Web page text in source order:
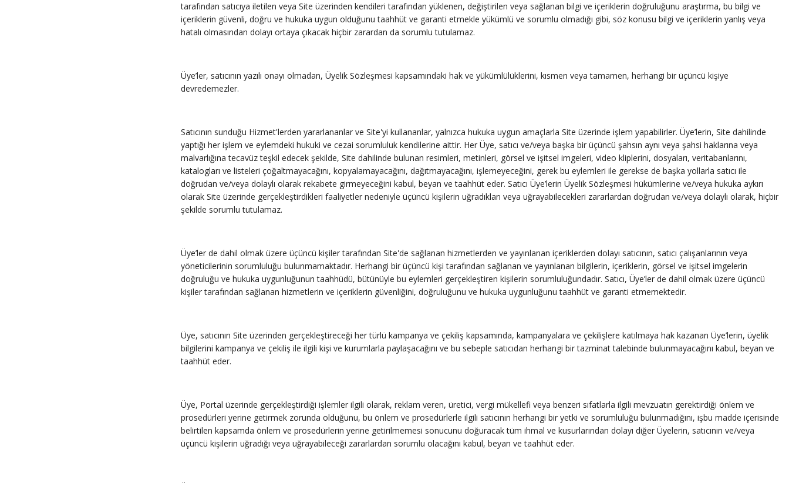
tarafından satıcıya iletilen veya Site üzerinden kendileri tarafından yüklenen, değiştirilen veya sağlanan bilgi ve içeriklerin doğruluğunu araştırma, bu bilgi ve
içeriklerin güvenli, doğru ve hukuka uygun olduğunu taahhüt ve garanti etmekle yükümlü ve sorumlu olmadığı gibi, söz konusu bilgi ve içeriklerin yanlış veya
hatalı olmasından dolayı ortaya çıkacak hiçbir zarardan da sorumlu tutulamaz.
Üye’ler, satıcının yazılı onayı olmadan, Üyelik Sözleşmesi kapsamındaki hak ve yükümlülüklerini, kısmen veya tamamen, herhangi bir üçüncü kişiye
devredemezler.
Satıcının sunduğu Hizmet'lerden yararlananlar ve Site'yi kullananlar, yalnızca hukuka uygun amaçlarla Site üzerinde işlem yapabilirler. Üye’lerin, Site dahilinde
yaptığı her işlem ve eylemdeki hukuki ve cezai sorumluluk kendilerine aittir. Her Üye, satıcı ve/veya başka bir üçüncü şahsın aynı veya şahsi haklarına veya
malvarlığına tecavüz teşkil edecek şekilde, Site dahilinde bulunan resimleri, metinleri, görsel ve işitsel imgeleri, video kliplerini, dosyaları, veritabanlarını,
katalogları ve listeleri çoğaltmayacağını, kopyalamayacağını, dağıtmayacağını, işlemeyeceğini, gerek bu eylemleri ile gerekse de başka yollarla satıcı ile
doğrudan ve/veya dolaylı olarak rekabete girmeyeceğini kabul, beyan ve taahhüt eder. Satıcı Üye’lerin Üyelik Sözleşmesi hükümlerine ve/veya hukuka aykırı
olarak Site üzerinde gerçekleştirdikleri faaliyetler nedeniyle üçüncü kişilerin uğradıkları veya uğrayabilecekleri zararlardan doğrudan ve/veya dolaylı olarak, hiçbir
şekilde sorumlu tutulamaz.
Üye’ler de dahil olmak üzere üçüncü kişiler tarafından Site'de sağlanan hizmetlerden ve yayınlanan içeriklerden dolayı satıcının, satıcı çalışanlarının veya
yöneticilerinin sorumluluğu bulunmamaktadır. Herhangi bir üçüncü kişi tarafından sağlanan ve yayınlanan bilgilerin, içeriklerin, görsel ve işitsel imgelerin
doğruluğu ve hukuka uygunluğunun taahhüdü, bütünüyle bu eylemleri gerçekleştiren kişilerin sorumluluğundadır. Satıcı, Üye’ler de dahil olmak üzere üçüncü
kişiler tarafından sağlanan hizmetlerin ve içeriklerin güvenliğini, doğruluğunu ve hukuka uygunluğunu taahhüt ve garanti etmemektedir.
Üye, satıcının Site üzerinden gerçekleştireceği her türlü kampanya ve çekiliş kapsamında, kampanyalara ve çekilişlere katılmaya hak kazanan Üye’lerin, üyelik
bilgilerini kampanya ve çekiliş ile ilgili kişi ve kurumlarla paylaşacağını ve bu sebeple satıcıdan herhangi bir tazminat talebinde bulunmayacağını kabul, beyan ve
taahhüt eder.
Üye, Portal üzerinde gerçekleştirdiği işlemler ilgili olarak, reklam veren, üretici, vergi mükellefi veya benzeri sıfatlarla ilgili mevzuatın gerektirdiği önlem ve
prosedürleri yerine getirmek zorunda olduğunu, bu önlem ve prosedürlerle ilgili satıcının herhangi bir yetki ve sorumluluğu bulunmadığını, işbu madde içerisinde
belirtilen kapsamda önlem ve prosedürlerin yerine getirilmemesi sonucunu doğuracak tüm ihmal ve kusurlarından dolayı diğer Üyelerin, satıcının ve/veya
üçüncü kişilerin uğradığı veya uğrayabileceği zararlardan sorumlu olacağını kabul, beyan ve taahhüt eder.